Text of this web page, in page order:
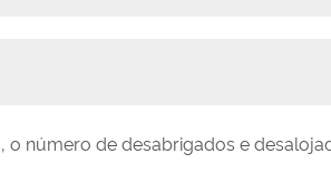
número de desabrigados e